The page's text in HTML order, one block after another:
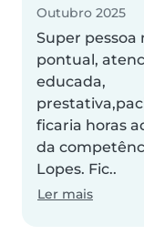
Outubro 2025
Super pessoa
pontual,
educada,
ficaria horas
da
Lopes. Fic..
Ler mais